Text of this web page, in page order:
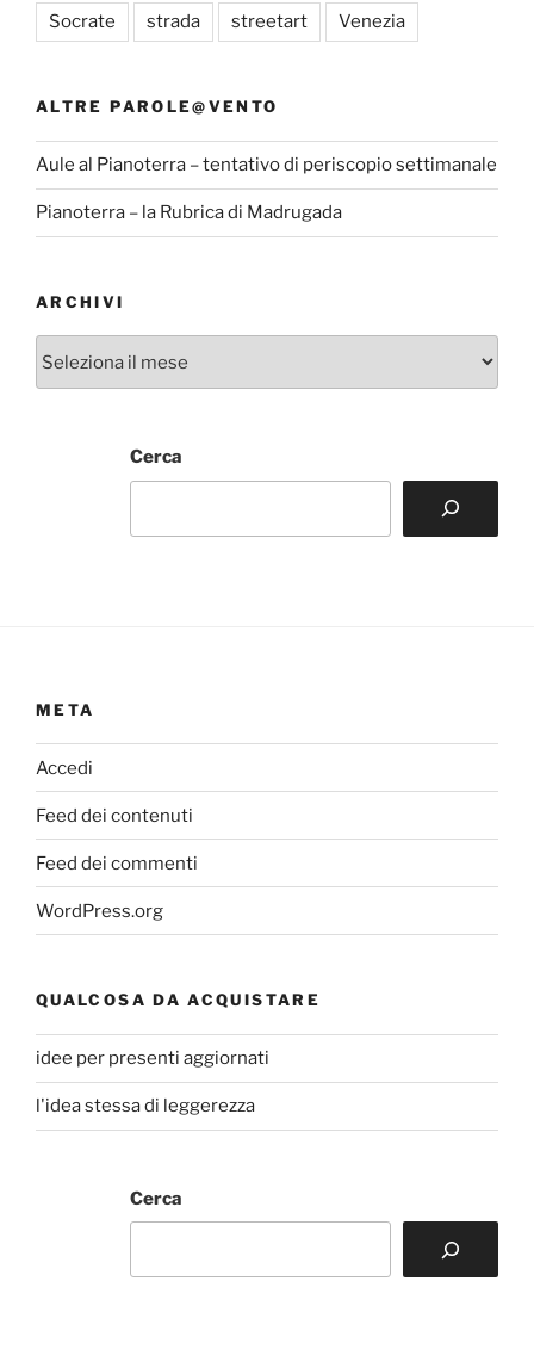
Socrate strada streetart Venezia
ALTRE PAROLE@VENTO
Aule al Pianoterra – tentativo di periscopio settimanale
Pianoterra – la Rubrica di Madrugada
ARCHIVI
Cerca
META
Accedi
Feed dei contenuti
Feed dei commenti
WordPress.org
QUALCOSA DA ACQUISTARE
idee per presenti aggiornati
l'idea stessa di leggerezza
Cerca